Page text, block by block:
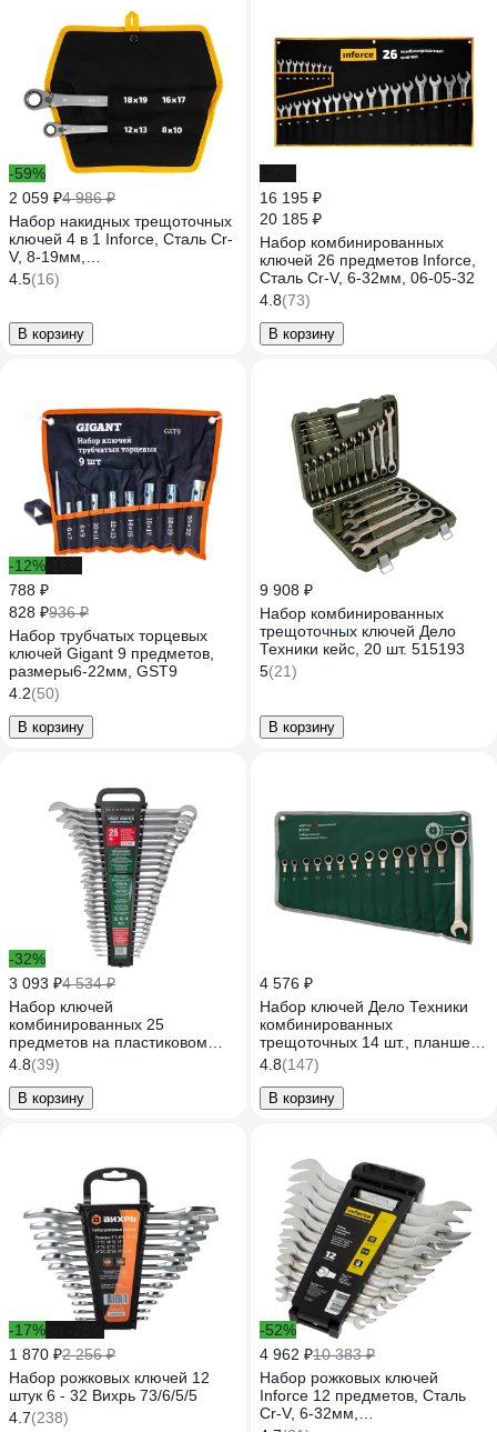
-59%
2 059 ₽4 986 ₽
Набор накидных трещоточных
ключей 4 в 1 Inforce, Сталь Cr-
V, 8-19мм,
профессиональный, 06-05-90
4.5(16)
В корзину
16 195 ₽
20 185 ₽
Набор комбинированных
ключей 26 предметов Inforce,
Сталь Cr-V, 6-32мм, 06-05-32
4.8(73)
В корзину
-12%
788 ₽
828 ₽936 ₽
Набор трубчатых торцевых
ключей Gigant 9 предметов,
размеры6-22мм, GST9
4.2(50)
В корзину
9 908 ₽
Набор комбинированных
трещоточных ключей Дело
Техники кейс, 20 шт. 515193
5(21)
В корзину
-32%
3 093 ₽4 534 ₽
Набор ключей
комбинированных 25
предметов на пластиковом
держателе Rockforce RF-
5261MP(50704)
4.8(39)
В корзину
4 576 ₽
Набор ключей Дело Техники
комбинированных
трещоточных 14 шт., планшет
тетрон. 515141
4.8(147)
В корзину
-17%
1 870 ₽2 256 ₽
Набор рожковых ключей 12
штук 6 - 32 Вихрь 73/6/5/5
4.7(238)
-52%
4 962 ₽10 383 ₽
Набор рожковых ключей
Inforce 12 предметов, Сталь
Cr-V, 6-32мм,